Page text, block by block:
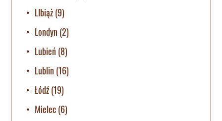
LIbiąż(9)
Londyn (2)
Lubień (8)
Lublin (16)
Łódź(19)
Mielec(6)